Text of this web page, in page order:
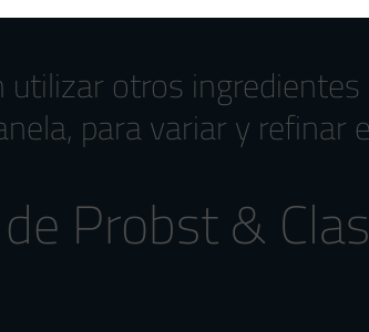
otros
para variar y refinar
Probst &